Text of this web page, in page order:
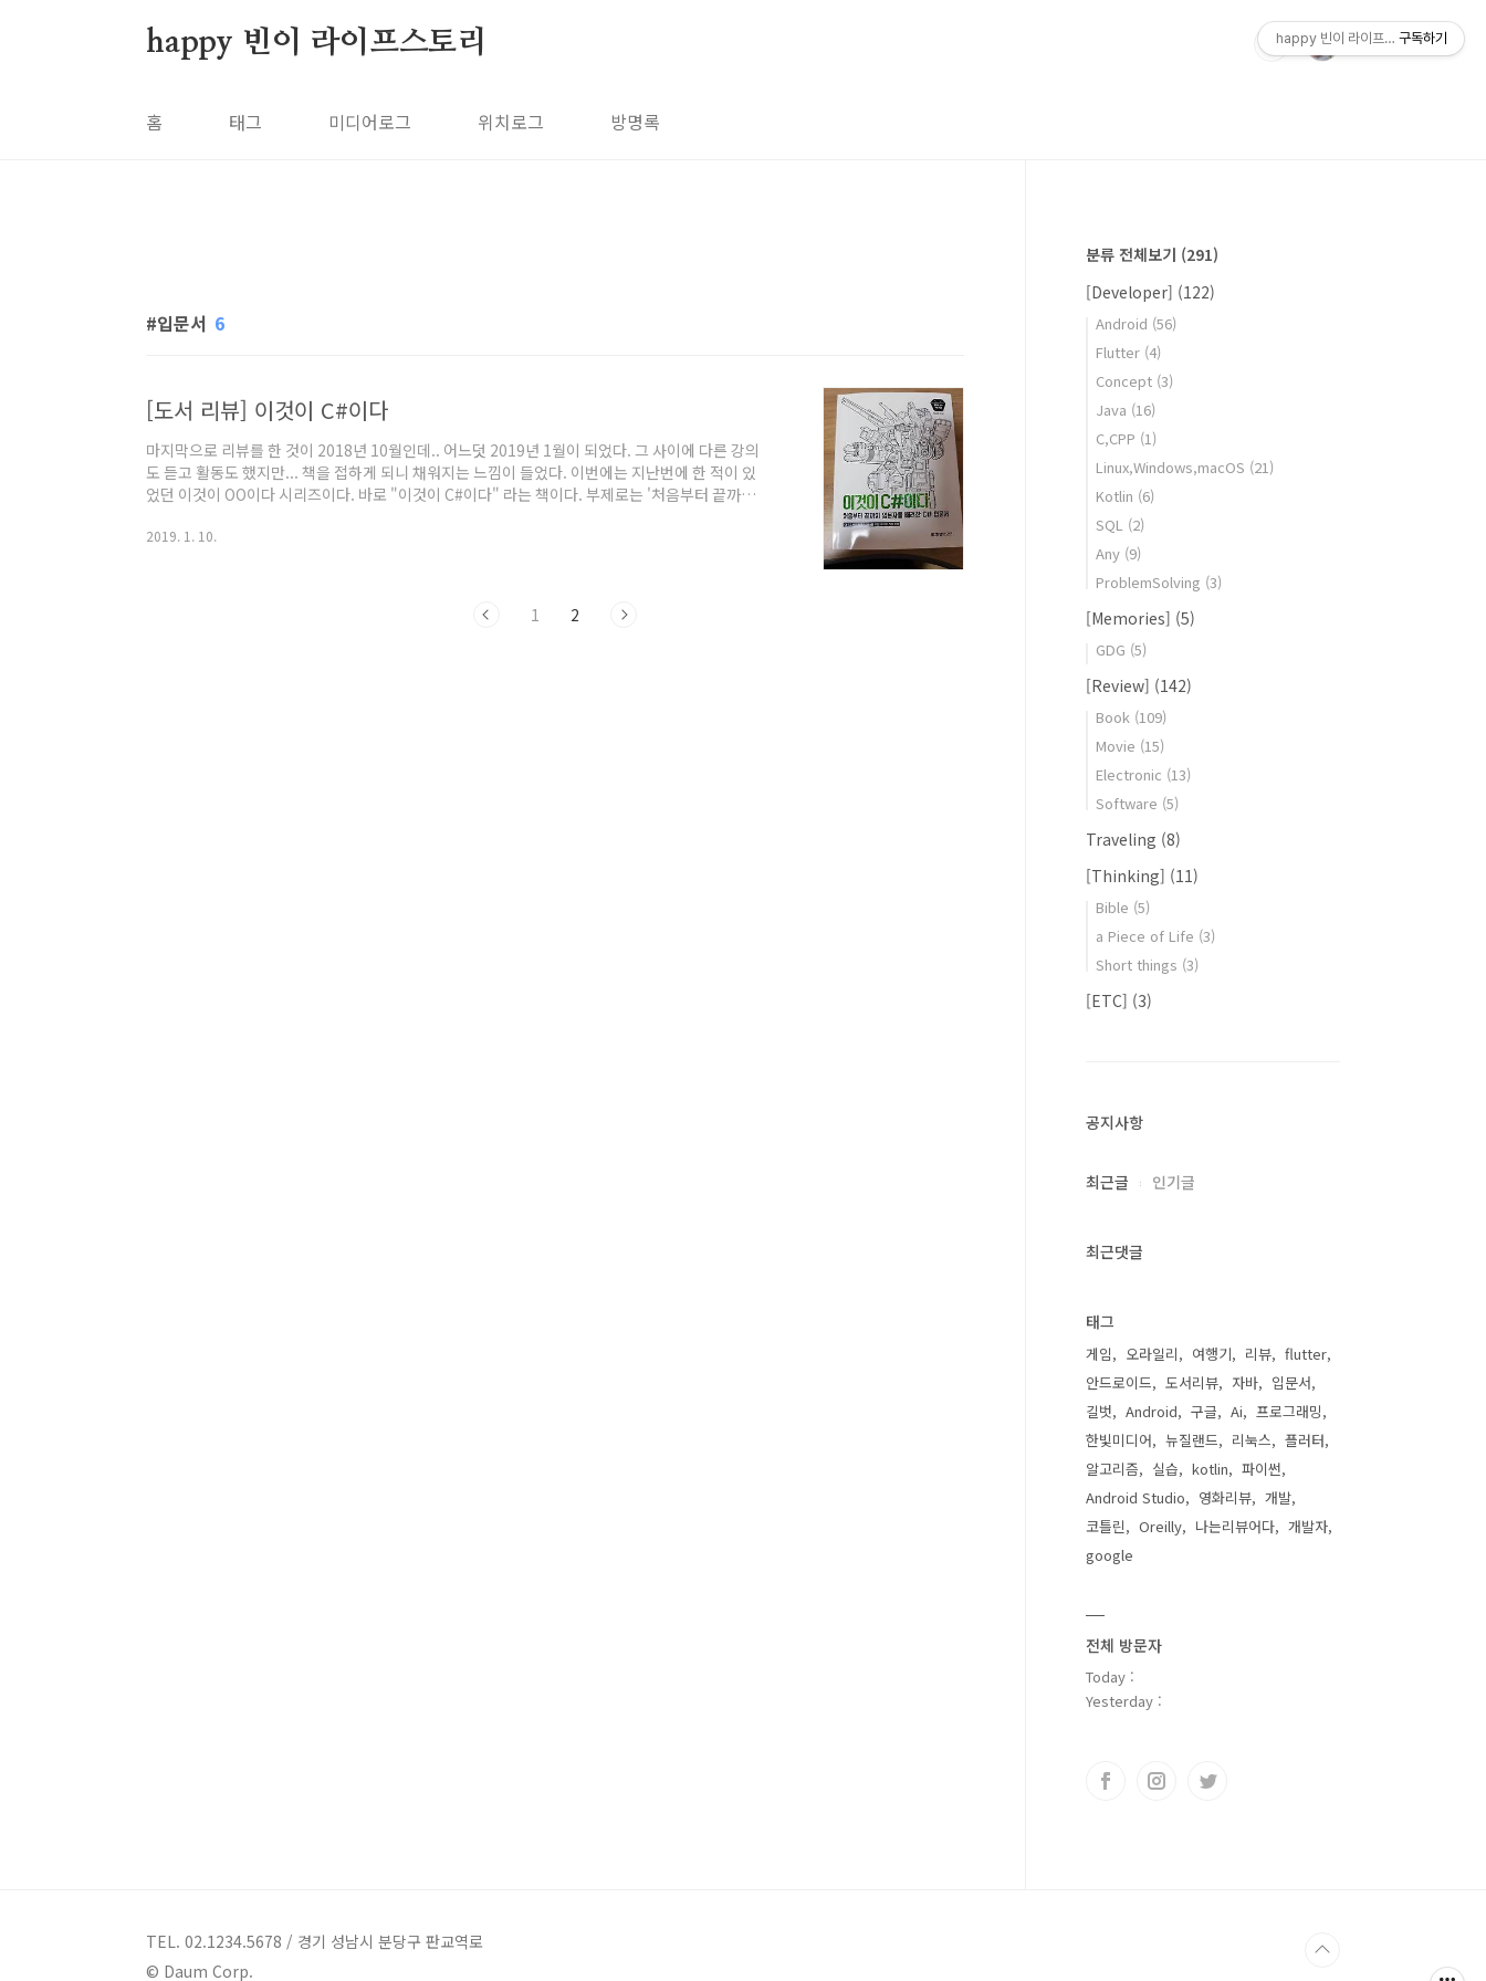
happy 빈이 라이프스토리
홈 태그 미디어로그 위치로그 방명록
입문서 6
[도서 리뷰] 이것이 C#이다
마지막으로 리뷰를 한 것이 2018년 10월인데.. 어느덧 2019년 1월이 되었다. 그 사이에 다른 강의
도 듣고 활동도 했지만... 책을 접하게 되니 채워지는 느낌이 들었다. 이번에는 지난번에 한 적이 있
었던 이것이 OO이다 시리즈이다. 바로 "이것이 C#이다" 라는 책이다. 부제로는 '처음부터 끝까지
엔진인데, Unity에서 만들 수 있는 것들이 2D, 3D 게임들이다보니, 이 게임들을 연상시키는 느낌
2019. 1. 10.
1 2
분류 전체보기 (291)
[Developer] (122)
Android (56)
Flutter (4)
Concept (3)
Java (16)
C,CPP (1)
Linux,Windows,macOS (21)
Kotlin (6)
SQL (2)
Any (9)
ProblemSolving (3)
[Memories] (5)
GDG (5)
[Review] (142)
Book (109)
Movie (15)
Electronic (13)
Software (5)
Traveling (8)
[Thinking] (11)
Bible (5)
a Piece of Life (3)
Short things (3)
[ETC] (3)
공지사항
최근글 인기글
최근댓글
태그
게임 오라일리 여행기 리뷰
flutter
안드로이드
도서리뷰 자바
입문서
길벗
Android 구글 Ai
프로그래밍
한빛미디어
뉴질랜드 리눅스
플러터
알고리즘
실습 kotlin
파이썬
Android Studio
영화리뷰
개발
코틀린
Oreilly 나는리뷰어다
개발자
google
전체 방문자
Today :
Yesterday :
TEL. 02.1234.5678 / 경기 성남시 분당구 판교역로
© Daum Corp.
happy 빈이 라이프스토리구독하기